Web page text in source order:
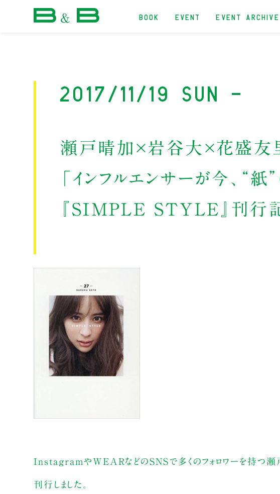
BOOK EVENT EVENT ARCHIVE
2017/11/19 Sun -
瀬戸晴加×岩谷大×花盛友
「インフルエンサーが今、“
『SIMPLE STYLE』刊行
InstagramやWEARなどのSNSで多くのフォロワーを持つ瀬
刊行しました。